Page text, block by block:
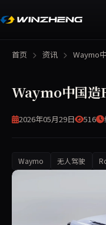
首页 资讯 Waymo
Waymo中国
2026年05月29日 516
Waymo 无人驾驶